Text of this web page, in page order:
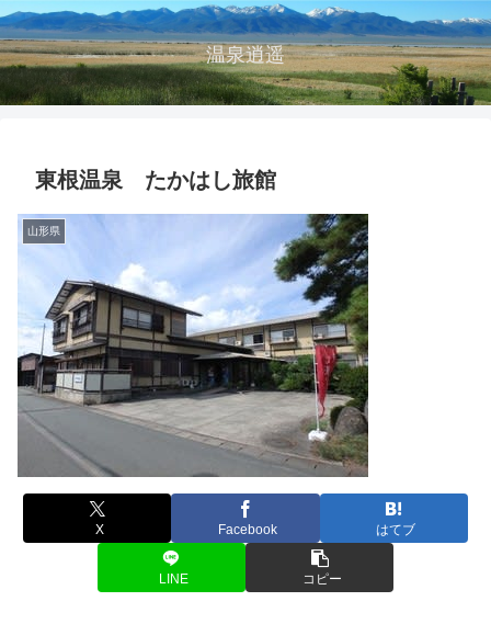
温泉逍遥
東根温泉 たかはし旅館
山形県
X Facebook はてブ
LINE コピー